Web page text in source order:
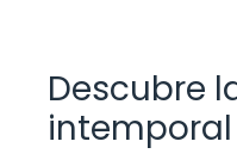
Descubre